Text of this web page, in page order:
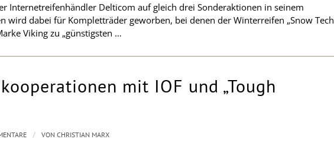
Internetreifenhändler Delticom auf gleich drei Sonderaktionen in seinem
wird dabei für Kompletträder geworben, bei denen der Winterreifen „Snow Tech
Viking zu „günstigsten …
mit IOF und „Tough
/ VON CHRISTIAN MARX